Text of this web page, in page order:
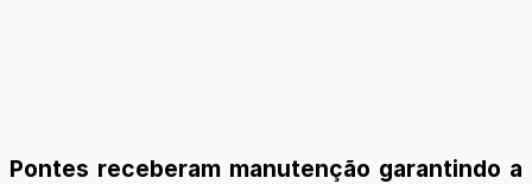
Pontes receberam manutenção garantindo a